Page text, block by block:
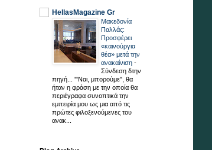
HellasMagazine Gr
Μακεδονία
Παλλάς:
Προσφέρει
«καινούργια
θέα» μετά την
ανακαίνιση -
Σύνδεση δτην
πηγή... '"Ναι, μπορούμε", θα
ήταν η φράση με την οποία θα
περιέγραφα συνοπτικά την
εμπειρία μου ως μια από τις
πρώτες φιλοξενούμενες του
ανακ...